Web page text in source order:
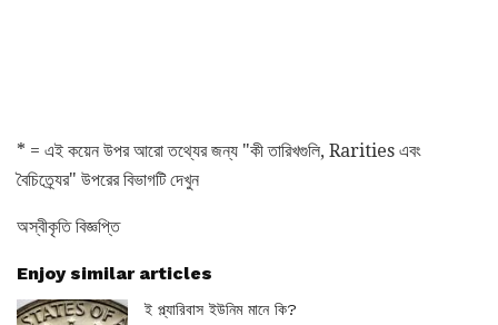
* = এই কয়েন উপর আরো তথ্যের জন্য "কী তারিখগুলি, Rarities এবং
বৈচিত্র্যের" উপরের বিভাগটি দেখুন
অস্বীকৃতি বিজ্ঞপ্তি
Enjoy similar articles
ই প্ল্যারিবাস ইউনিম মানে কি?